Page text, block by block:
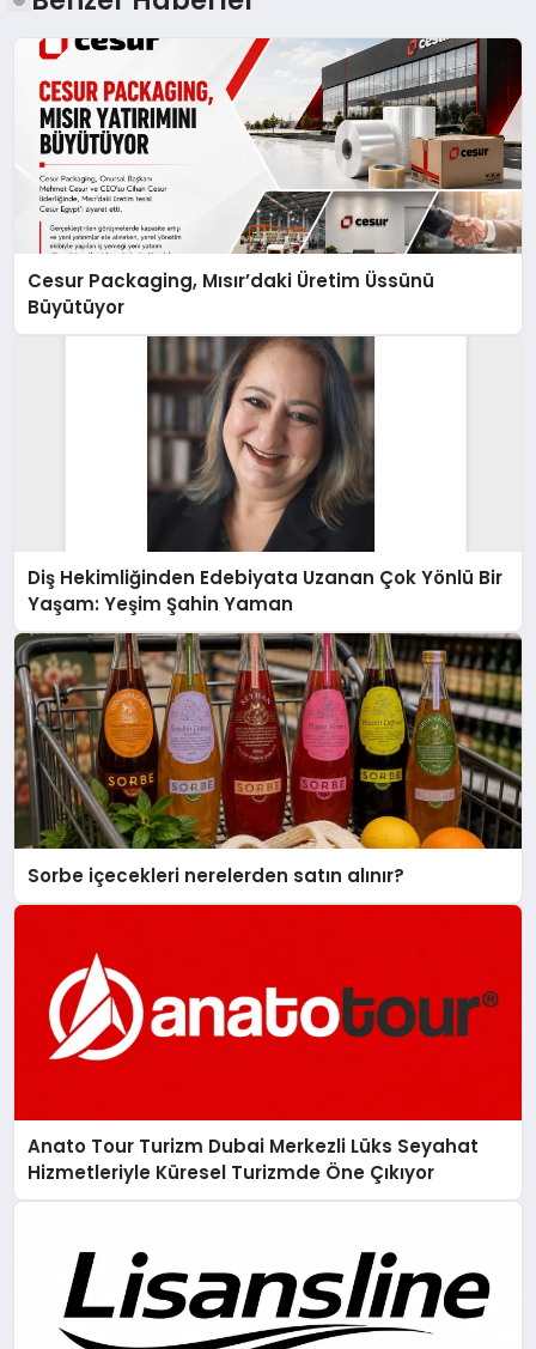
Cesur Packaging, Mısır’daki Üretim Üssünü
Büyütüyor
Diş Hekimliğinden Edebiyata Uzanan Çok Yönlü Bir
Yaşam: Yeşim Şahin Yaman
Sorbe içecekleri nerelerden satın alınır?
Anato Tour Turizm Dubai Merkezli Lüks Seyahat
Hizmetleriyle Küresel Turizmde Öne Çıkıyor